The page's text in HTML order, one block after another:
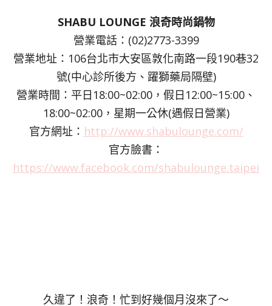
SHABU LOUNGE 浪奇時尚鍋物
營業電話：(02)2773-3399
營業地址：106台北市大安區敦化南路一段190巷32
號(中心診所後方、躍獅藥局隔壁)
營業時間：平日18:00~02:00，假日12:00~15:00、
18:00~02:00，星期一公休(遇假日營業)
官方網址： http://www.shabulounge.com/
官方臉書：
https://www.facebook.com/shabulounge.taipei
久違了！浪奇！忙到好幾個月沒來了～